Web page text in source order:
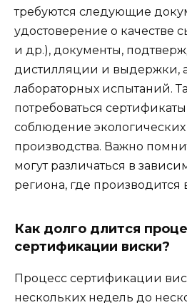
требуются следующие
удостоверение о качестве
и др.), документы,
дистилляции и выдержки, а
лабораторных испытаний.
потребоваться
соблюдение
производства. Важно
могут различаться в
региона, где производится
Как долго длится
сертификации виски?
Процесс сертификации
нескольких недель до